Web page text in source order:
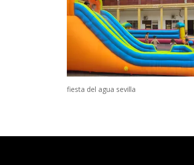
fiesta del agua sevilla